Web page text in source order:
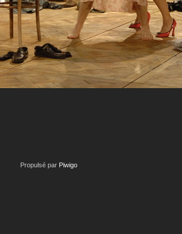
Propulsé par Piwigo